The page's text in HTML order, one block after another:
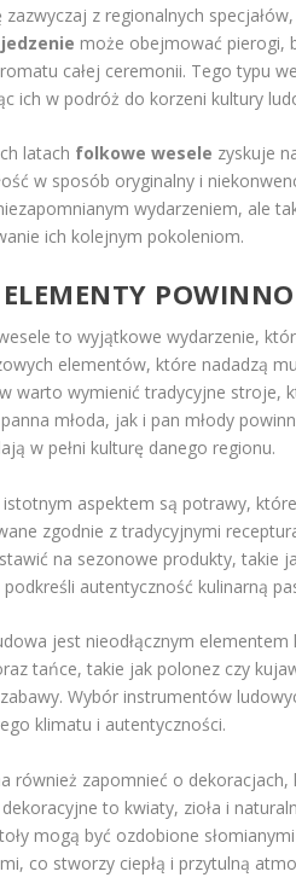
zazwyczaj z regionalnych
może obejmować pierogi,
całej ceremonii. Tego typu
ich w podróż do korzeni kultury
latach folkowe wesele zyskuje
w sposób oryginalny i
wydarzeniem, ale
ich kolejnym pokoleniom.
ELEMENTY
to wyjątkowe wydarzenie,
elementów, które nadadzą
warto wymienić tradycyjne
młoda, jak i pan młody
w pełni kulturę danego regionu.
aspektem są potrawy,
zgodnie z tradycyjnymi
na sezonowe produkty, takie
podkreśli autentyczność kulinarną
jest nieodłącznym
tańce, takie jak polonez czy
Wybór instrumentów
klimatu i autentyczności.
również zapomnieć o
to kwiaty, zioła i
mogą być ozdobione
co stworzy ciepłą i przytulną